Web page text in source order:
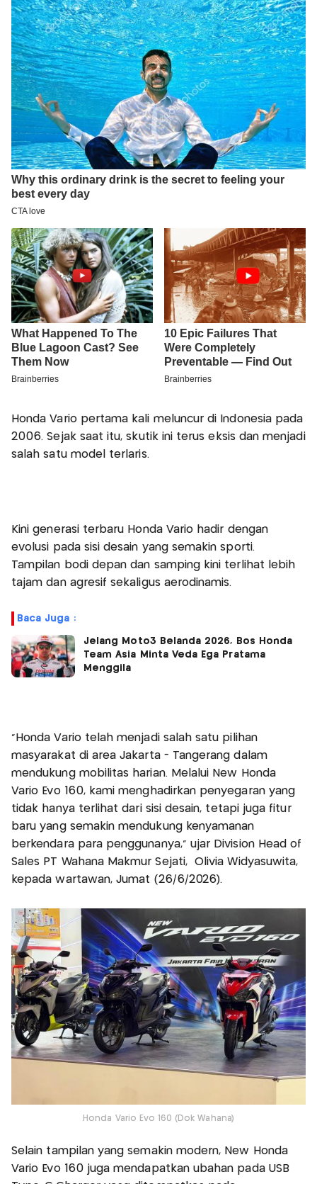
Honda Vario pertama kali meluncur di Indonesia pada
2006. Sejak saat itu, skutik ini terus eksis dan menjadi
salah satu model terlaris.
Kini generasi terbaru Honda Vario hadir dengan
evolusi pada sisi desain yang semakin sporti.
Tampilan bodi depan dan samping kini terlihat lebih
tajam dan agresif sekaligus aerodinamis.
Baca Juga :
Jelang Moto3 Belanda 2026, Bos Honda
Team Asia Minta Veda Ega Pratama
Menggila
“Honda Vario telah menjadi salah satu pilihan
masyarakat di area Jakarta - Tangerang dalam
mendukung mobilitas harian. Melalui New Honda
Vario Evo 160, kami menghadirkan penyegaran yang
tidak hanya terlihat dari sisi desain, tetapi juga fitur
baru yang semakin mendukung kenyamanan
berkendara para penggunanya,” ujar Division Head of
Sales PT Wahana Makmur Sejati, Olivia Widyasuwita,
kepada wartawan, Jumat (26/6/2026).
Honda Vario Evo 160 (Dok Wahana)
Selain tampilan yang semakin modern, New Honda
Vario Evo 160 juga mendapatkan ubahan pada USB